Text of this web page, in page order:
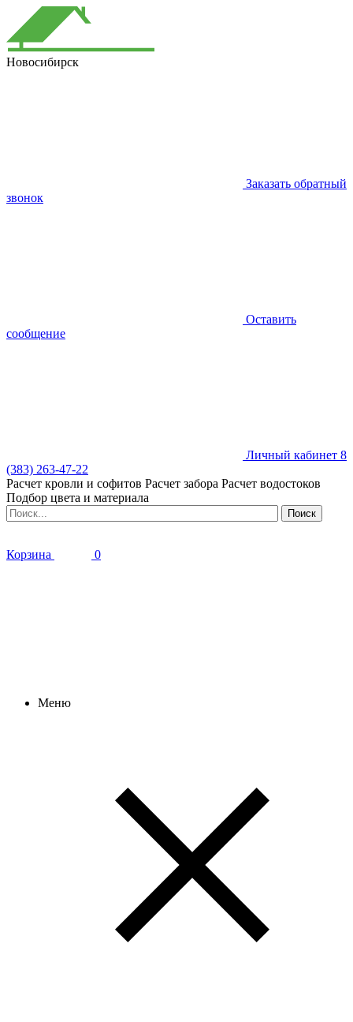
Новосибирск
Заказать обратный
звонок
Оставить
сообщение
Личный кабинет 8
(383) 263-47-22
Расчет кровли и софитов Расчет забора Расчет водостоков
Подбор цвета и материала
Корзина 0
Меню